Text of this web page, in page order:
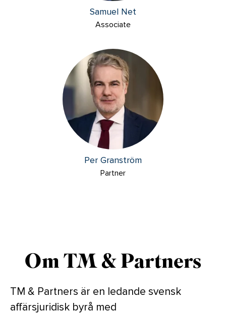
Samuel Net
Associate
Per Granström
Partner
Om TM & Partners
TM & Partners är en ledande svensk
affärsjuridisk byrå med